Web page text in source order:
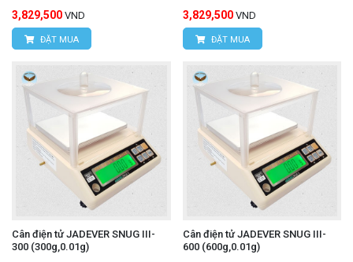
3,829,500 VND
ĐẶT MUA
3,829,500 VND
ĐẶT MUA
Cân điện tử JADEVER SNUG III-
300 (300g,0.01g)
Cân điện tử JADEVER SNUG III-
600 (600g,0.01g)